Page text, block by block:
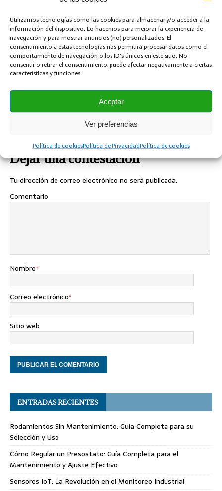
Utilizamos tecnologías como las cookies para almacenar y/o acceder a la
información del dispositivo. Lo hacemos para mejorar la experiencia de
navegación y para mostrar anuncios (no) personalizados. El
consentimiento a estas tecnologías nos permitirá procesar datos como el
comportamiento de navegación o los ID's únicos en este sitio. No
consentir o retirar el consentimiento, puede afectar negativamente a ciertas
características y funciones.
Aceptar
Ver preferencias
Política de cookiesPolítica de PrivacidadPolítica de cookies
ANTERIOR
Defectos que puede tener una soldadura
para evitar averías
Dejar una contestacion
Tu dirección de correo electrónico no será publicada.
Comentario
Nombre*
Correo electrónico*
Sitio web
ENTRADAS RECIENTES
Rodamientos Sin Mantenimiento: Guía Completa para su
Selección y Uso
Cómo Regular un Presostato: Guía Completa para el
Mantenimiento y Ajuste Efectivo
Sensores IoT: La Revolución en el Monitoreo Industrial